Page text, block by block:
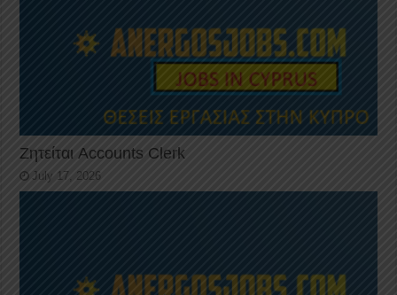
Ζητείται Accounts Clerk
July 17, 2026